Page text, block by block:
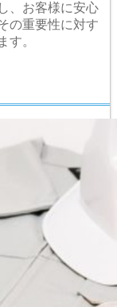
、お客様に安心
の重要性に対す
す。